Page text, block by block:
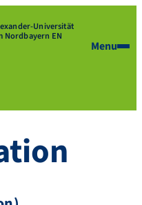
Universität
Nordbayern EN
Menu